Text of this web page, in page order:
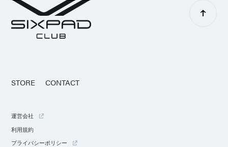
STORE CONTACT
運営会社
利用規約
プライバシーポリシー